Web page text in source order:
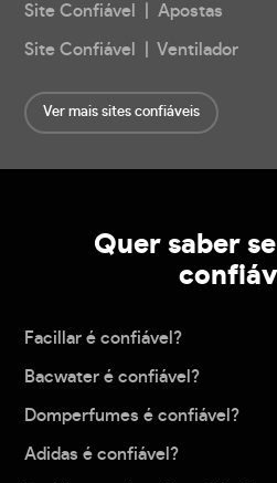
Site Confiável | Apostas
Site Confiável | Ventilador
Ver mais sites confiáveis
Quer saber
Facillar é confiável?
Bacwater é confiável?
Domperfumes é confiável?
Adidas é confiável?